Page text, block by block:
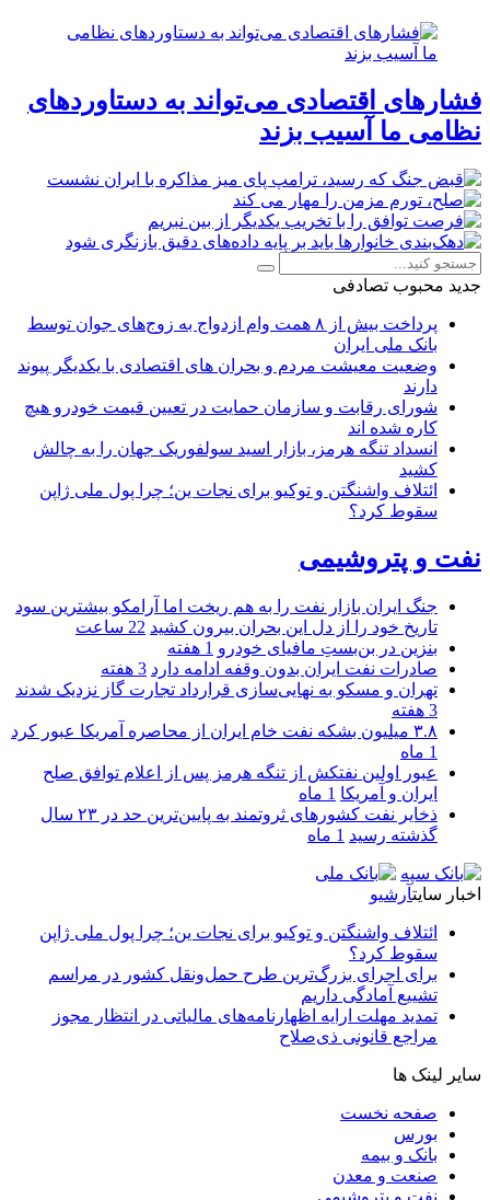
فشارهای اقتصادی می‌تواند به دستاوردهای
نظامی ما آسیب بزند
جدید محبوب تصادفی
پرداخت بیش از ۸ همت وام ازدواج به زوج‌های جوان توسط
بانک ملی ایران
وضعیت معیشت مردم و بحران های اقتصادی با یکدیگر پیوند
دارند
شورای رقابت و سازمان حمایت در تعیین قیمت خودرو هیچ
کاره شده اند
انسداد تنگه هرمز، بازار اسید سولفوریک جهان را به چالش
کشید
ائتلاف واشنگتن و توکیو برای نجات ین؛ چرا پول ملی ژاپن
سقوط کرد؟
نفت و پتروشیمی
جنگ ایران بازار نفت را به هم ریخت اما آرامکو بیشترین سود
تاریخ خود را از دل این بحران بیرون کشید 22 ساعت
بنزین در بن‌بستِ مافیای خودرو 1 هفته
صادرات نفت ایران بدون وقفه ادامه دارد 3 هفته
تهران و مسکو به نهایی‌سازی قرارداد تجارت گاز نزدیک شدند
3 هفته
۳.۸ میلیون بشکه نفت خام ایران از محاصره آمریکا عبور کرد
1 ماه
عبور اولین نفتکش از تنگه هرمز پس از اعلام توافق صلح
ایران و آمریکا 1 ماه
ذخایر نفت کشورهای ثروتمند به پایین‌ترین حد در ۲۳ سال
گذشته رسید 1 ماه
اخبار سایتآرشیو
ائتلاف واشنگتن و توکیو برای نجات ین؛ چرا پول ملی ژاپن
سقوط کرد؟
برای اجرای بزرگ‌ترین طرح حمل‌ونقل کشور در مراسم
تشییع آمادگی داریم
تمدید مهلت ارایه اظهارنامه‌های مالیاتی در انتظار مجوز
مراجع قانونی ذی‌‏صلاح
سایر لینک ها
صفحه نخست
بورس
بانک و بیمه
صنعت و معدن
نفت و پتروشیمی